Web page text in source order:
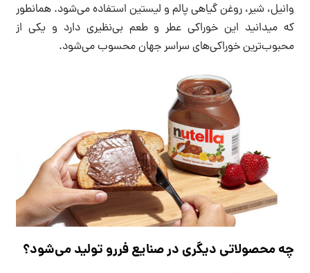
وانیل، شیر، روغن گیاهی پالم و لیستین استفاده می‌شود. همانطور
که میدانید این خوراکی عطر و طعم بی‌نظیری دارد و یکی از
محبوب‌ترین خوراکی‌های سراسر جهان محسوب می‌شود.
چه محصولاتی دیگری در صنایع فررو تولید می‌شود؟